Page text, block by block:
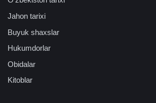
Jahon tarixi
Buyuk shaxslar
Hukumdorlar
Obidalar
Kitoblar